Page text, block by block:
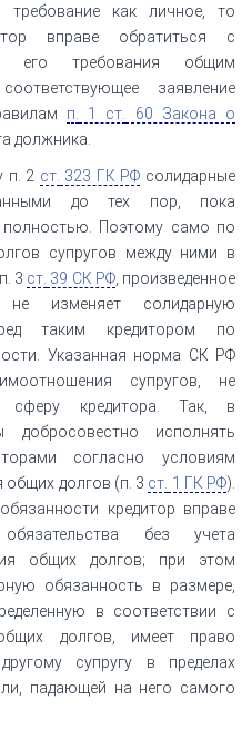
требование как личное, то
вправе обратиться с
его требования общим
заявление
п. 1 ст.
60 Закона о
должника.
п. 2 ст. 323 ГК РФ солидарные
до тех пор, пока
полностью. Поэтому само по
супругов между ними в
3 ст. 39 СК РФ, произведенное
не изменяет солидарную
таким кредитором по
Указанная норма СК РФ
супругов, не
сферу кредитора. Так, в
добросовестно исполнять
согласно условиям
общих долгов (п. 3 ст. 1 ГК РФ).
кредитор вправе
без учета
общих долгов; при этом
обязанность в размере,
в соответствии с
долгов, имеет право
супругу в пределах
падающей на него самого